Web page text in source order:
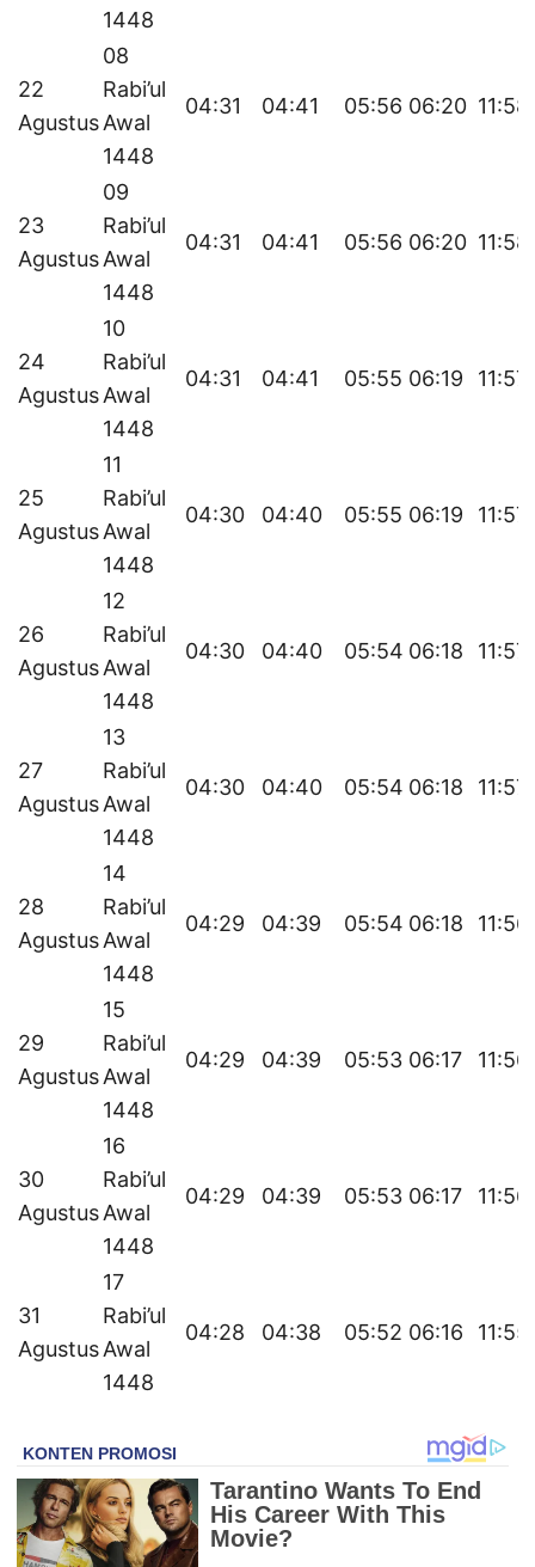
1448
22
Agustus
08
Rabi’ul
Awal
1448
04:31 04:41 05:56 06:20 11:58
23
Agustus
09
Rabi’ul
Awal
1448
04:31 04:41 05:56 06:20 11:58
24
Agustus
10
Rabi’ul
Awal
1448
04:31 04:41 05:55 06:19 11:57
25
Agustus
11
Rabi’ul
Awal
1448
04:30 04:40 05:55 06:19 11:57
26
Agustus
12
Rabi’ul
Awal
1448
04:30 04:40 05:54 06:18 11:57
27
Agustus
13
Rabi’ul
Awal
1448
04:30 04:40 05:54 06:18 11:57
28
Agustus
14
Rabi’ul
Awal
1448
04:29 04:39 05:54 06:18 11:56
29
Agustus
15
Rabi’ul
Awal
1448
04:29 04:39 05:53 06:17 11:56
30
Agustus
16
Rabi’ul
Awal
1448
04:29 04:39 05:53 06:17 11:56
31
Agustus
17
Rabi’ul
Awal
1448
04:28 04:38 05:52 06:16 11:55